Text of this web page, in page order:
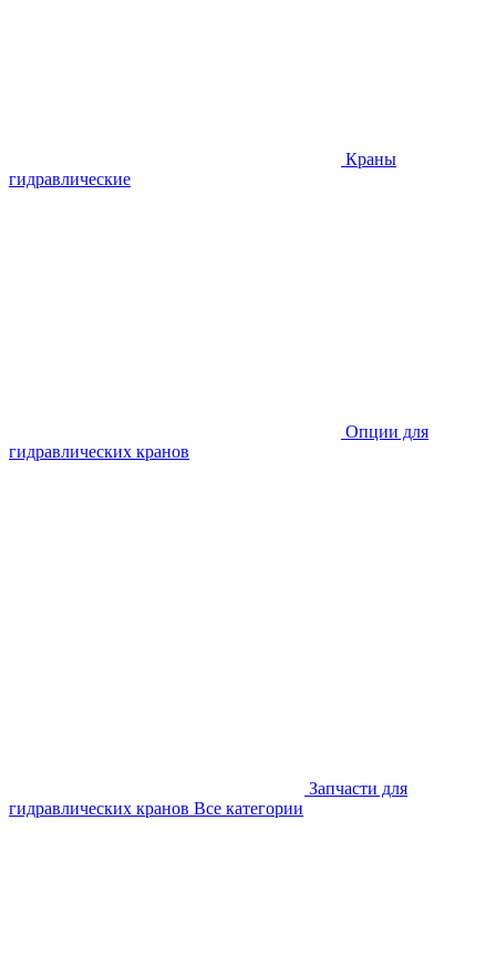
Краны
гидравлические
Опции для
гидравлических кранов
Запчасти для
гидравлических кранов Все категории